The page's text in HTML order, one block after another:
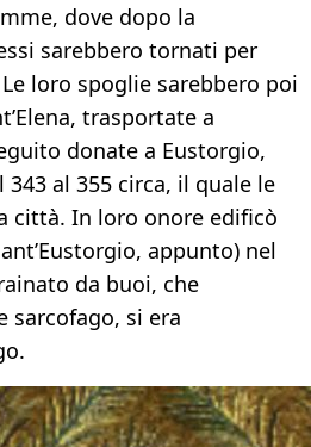
dove dopo la
sarebbero tornati per
loro spoglie sarebbero poi
trasportate a
donate a Eustorgio,
al 355 circa, il quale le
città. In loro onore edificò
appunto) nel
da buoi, che
sarcofago, si era